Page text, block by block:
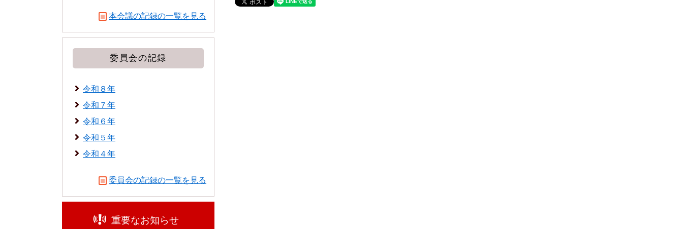
本会議の記録の一覧を見る
委員会の記録
令和８年
令和７年
令和６年
令和５年
令和４年
委員会の記録の一覧を見る
重要なお知らせ